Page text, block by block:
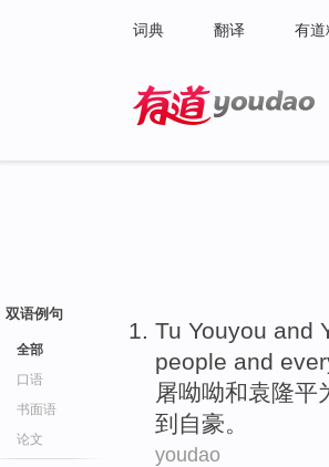
词典 翻译 有道
双语例句
全部
口语
书面语
论文
Tu Youyou and
people and
屠呦呦和袁隆平
到自豪。
youdao